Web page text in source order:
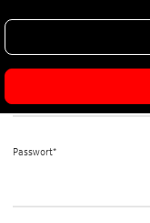
Passwort*